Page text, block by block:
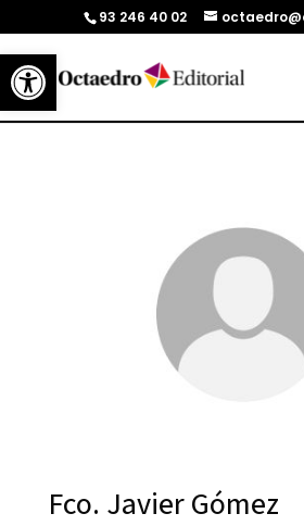
Abrir barra de herramientas
93 246 40 02
Fco. Javier Gómez